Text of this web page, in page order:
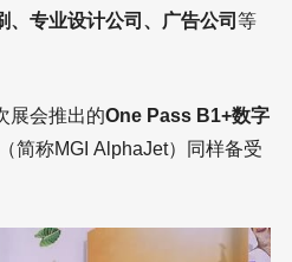
、专业设计公司、广告公司 等
展会推出的One Pass B1+数字
（简称MGI AlphaJet）同样备受